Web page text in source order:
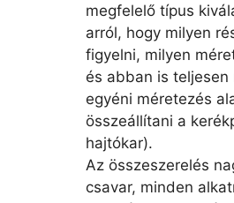
megfelelő típus
arról, hogy milyen
figyelni, milyen
és abban is teljesen
egyéni méretezés
összeállítani a
hajtókar).
Az összeszerelés
csavar, minden